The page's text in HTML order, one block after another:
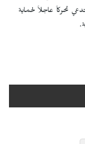
تحركاً عاجلاً لحماية